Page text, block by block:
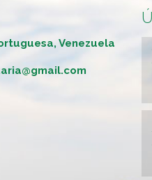
Venezuela